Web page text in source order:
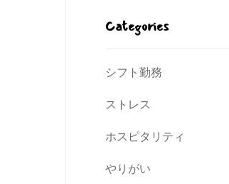
Categories
シフト勤務
ストレス
ホスピタリティ
やりがい